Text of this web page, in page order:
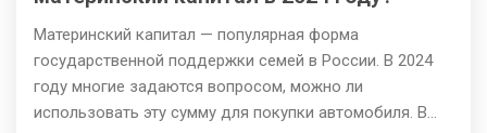
Материнский капитал — популярная форма
государственной поддержки семей в России. В 2024
году многие задаются вопросом, можно ли
использовать эту сумму для покупки автомобиля. В